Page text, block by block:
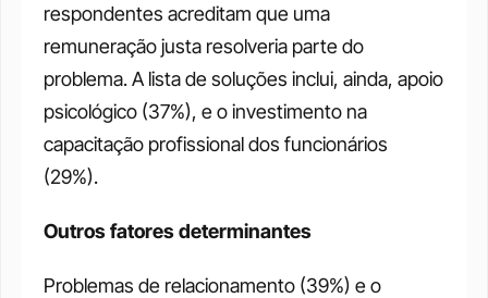
respondentes acreditam que uma
remuneração justa resolveria parte do
problema. A lista de soluções inclui, ainda, apoio
psicológico (37%), e o investimento na
capacitação profissional dos funcionários
(29%).
Outros fatores determinantes
Problemas de relacionamento (39%) e o